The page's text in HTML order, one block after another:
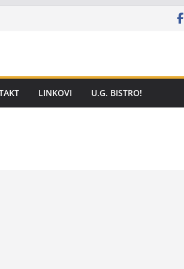
LINKOVI U.G. BISTRO!